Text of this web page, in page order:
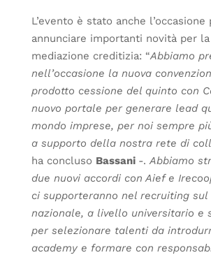
L’evento è stato anche l’occasione
annunciare importanti novità per
mediazione creditizia: “Abbiamo
nell’occasione la nuova
prodotto cessione del quinto con
nuovo portale per generare lead
mondo imprese, per noi sempre
a supporto della nostra rete di
ha concluso Bassani -. Abbiamo
due nuovi accordi con Aief e
ci supporteranno nel recruiting
nazionale, a livello universitario e
per selezionare talenti da
academy e formare con